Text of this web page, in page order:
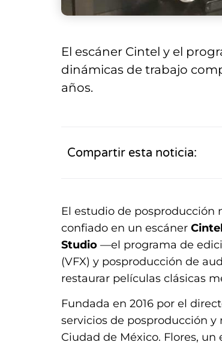
El escáner Cintel y el
dinámicas de trabajo
años.
Compartir esta noticia:
El estudio de posproducción
confiado en un escáner
Studio —el programa de
(VFX) y posproducción de
restaurar películas clásicas
Fundada en 2016 por el
servicios de posproducción
Ciudad de México. Flores,